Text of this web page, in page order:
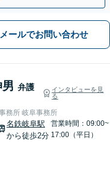
メールでお問い合わせ
弁護
インタビューを見
る
務所 岐阜事務所
名鉄岐阜駅
から徒歩2分
営業時間：09:00~
17:00（平日）